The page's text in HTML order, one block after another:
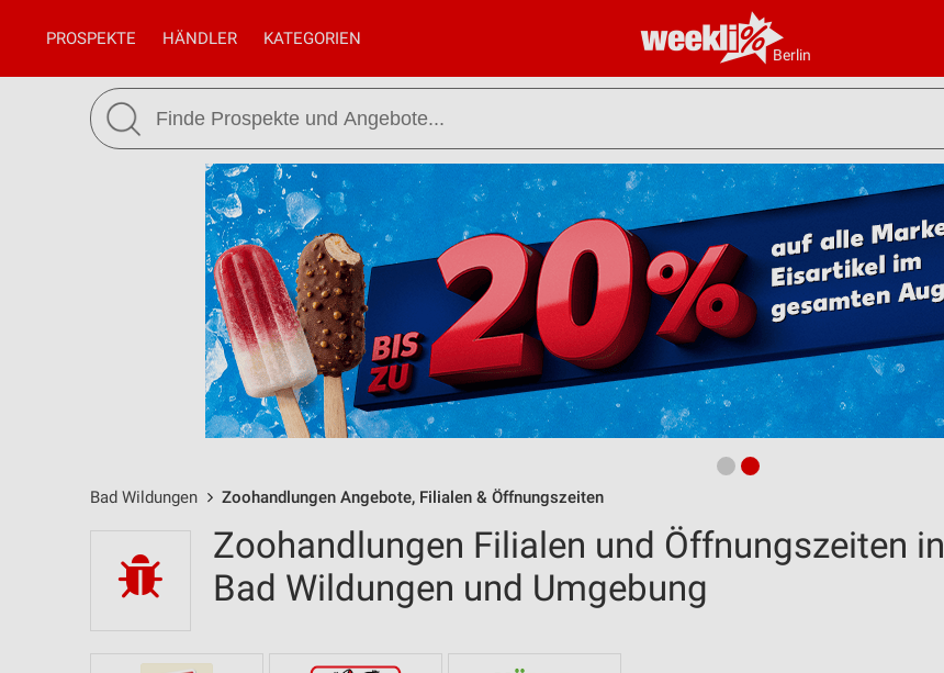
Berlin
PROSPEKTE HÄNDLER KATEGORIEN
Bad Wildungen Zoohandlungen Angebote, Filialen & Öffnungszeiten
Zoohandlungen Filialen und Öffnungszeiten in
Bad Wildungen und Umgebung